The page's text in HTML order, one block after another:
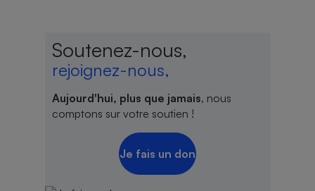
Soutenez-nous,
rejoignez-nous,
Aujourd'hui, plus que jamais, nous
comptons sur votre soutien !
Je fais un don